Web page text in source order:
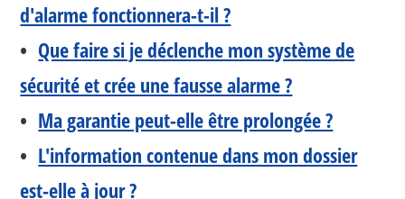
d'alarme fonctionnera-t-il ?
• Que faire si je déclenche mon système de
sécurité et crée une fausse alarme ?
• Ma garantie peut-elle être prolongée ?
• L'information contenue dans mon dossier
est-elle à jour ?